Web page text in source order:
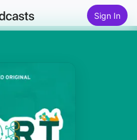
Sign In